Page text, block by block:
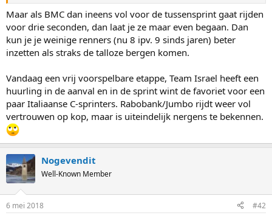
Maar als BMC dan ineens vol voor de tussensprint gaat rijden
voor drie seconden, dan laat je ze maar even begaan. Dan
kun je je weinige renners (nu 8 ipv. 9 sinds jaren) beter
inzetten als straks de talloze bergen komen.
Vandaag een vrij voorspelbare etappe, Team Israel heeft een
huurling in de aanval en in de sprint wint de favoriet voor een
paar Italiaanse C-sprinters. Rabobank/Jumbo rijdt weer vol
vertrouwen op kop, maar is uiteindelijk nergens te bekennen.
Nogevendit
Well-Known Member
6 mei 2018 #42